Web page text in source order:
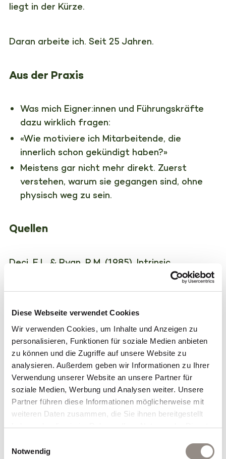
Diese Webseite verwendet Cookies
Wir verwenden Cookies, um Inhalte und Anzeigen zu
personalisieren, Funktionen für soziale Medien anbieten
zu können und die Zugriffe auf unsere Website zu
analysieren. Außerdem geben wir Informationen zu Ihrer
Verwendung unserer Website an unsere Partner für
soziale Medien, Werbung und Analysen weiter. Unsere
Partner führen diese Informationen möglicherweise mit
weiteren Daten zusammen, die Sie ihnen bereitgestellt
haben oder die sie im Rahmen Ihrer Nutzung der Dienste
Notwendig
liegt in der Kürze.
Daran arbeite ich. Seit 25 Jahren.
Aus der Praxis
Was mich Eigner:innen und Führungskräfte
dazu wirklich fragen:
«Wie motiviere ich Mitarbeitende, die
innerlich schon gekündigt haben?»
Meistens gar nicht mehr direkt. Zuerst
verstehen, warum sie gegangen sind, ohne
physisch weg zu sein.
Quellen
Deci, E.L. & Ryan, R.M. (1985). Intrinsic
Motivation and Self-Determination in Human
Behavior. Plenum Press, New York.
Mein Angebot
Executive CoachingfürEntscheider:innen
in Schweizer KMU
Meine
Leistungsbereiche